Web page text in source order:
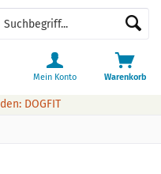
DOGFIT
Warenkorb
Mein Konto